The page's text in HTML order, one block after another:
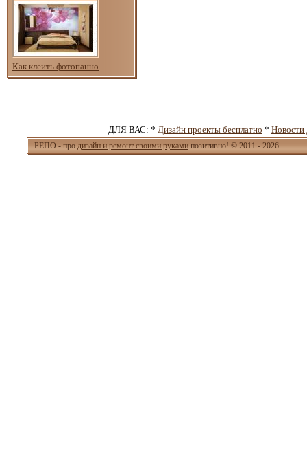
Как клеить фотопанно
ДЛЯ ВАС: * Дизайн проекты бесплатно * Новости
РЕПО - про дизайн и ремонт своими руками позитивно! © 2011 - 2026